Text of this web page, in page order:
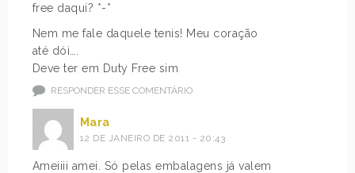
free daqui? *-*
Nem me fale daquele tenis! Meu coração
até dói….
Deve ter em Duty Free sim
RESPONDER ESSE COMENTÁRIO
Mara
12 DE JANEIRO DE 2011 - 20:43
Ameiiii amei. Só pelas embalagens já valem